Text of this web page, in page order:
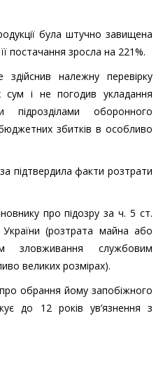
була штучно завищена
постачання зросла на 221%.
належну перевірку
сум і не погодив укладання
підрозділами оборонного
збитків в особливо
підтвердила факти розтрати
про підозру за ч. 5 ст.
(розтрата майна або
зловживання службовим
великих розмірах).
обрання йому запобіжного
до 12 років ув’язнення з